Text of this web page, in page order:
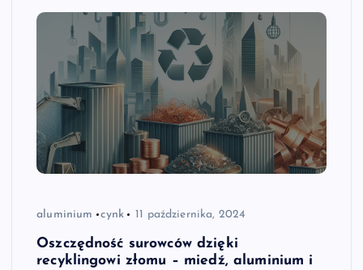
aluminium cynk 11 października, 2024
Oszczędność surowców dzięki
recyklingowi złomu – miedź, aluminium i